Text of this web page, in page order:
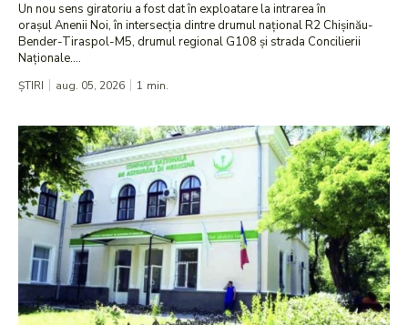
Un nou sens giratoriu a fost dat în exploatare la intrarea în
orașul Anenii Noi, în intersecția dintre drumul național R2 Chișinău-
Bender-Tiraspol-M5, drumul regional G108 și strada Concilierii
Naționale....
ȘTIRI aug. 05, 2026 1 min.